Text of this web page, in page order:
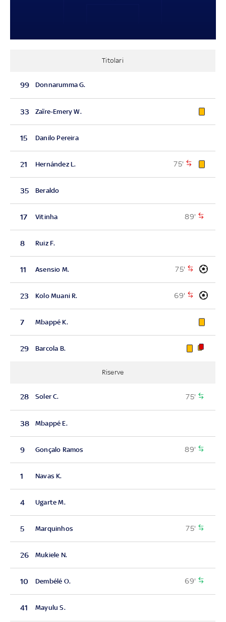
Titolari
99 Donnarumma G.
33 Zaïre-Emery W.
15 Danilo Pereira
21 Hernández L. 75'
35 Beraldo
17 Vitinha 89'
8 Ruiz F.
11 Asensio M. 75'
23 Kolo Muani R. 69'
7 Mbappé K.
29 Barcola B.
Riserve
28 Soler C. 75'
38 Mbappé E.
9 Gonçalo Ramos 89'
1 Navas K.
4 Ugarte M.
5 Marquinhos 75'
26 Mukiele N.
10 Dembélé O. 69'
41 Mayulu S.